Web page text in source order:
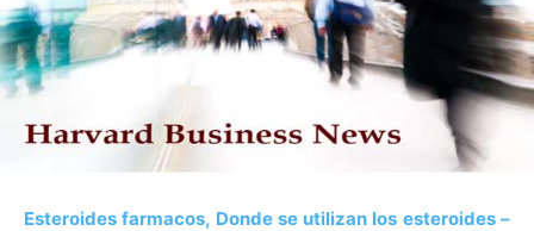
Esteroides farmacos, Donde se utilizan los esteroides –